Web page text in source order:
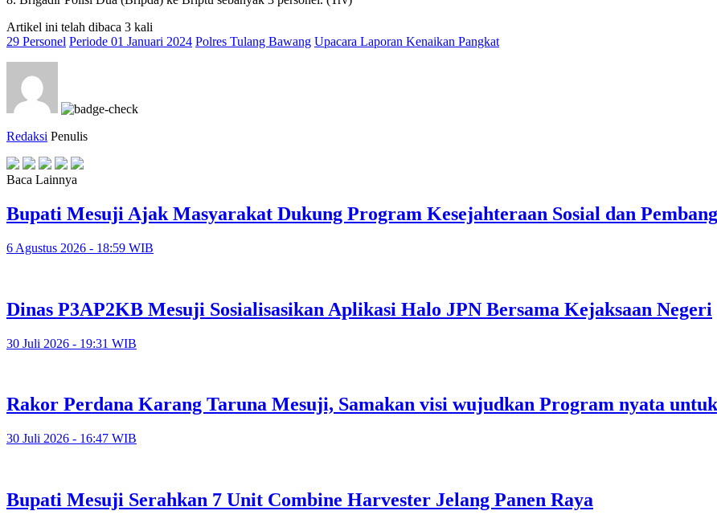
Artikel ini telah dibaca 3 kali
29 Personel Periode 01 Januari 2024 Polres Tulang Bawang Upacara Laporan Kenaikan Pangkat
Redaksi Penulis
Baca Lainnya
Bupati Mesuji Ajak Masyarakat Dukung Program Kesejahteraan Sosial dan
6 Agustus 2026 - 18:59 WIB
Dinas P3AP2KB Mesuji Sosialisasikan Aplikasi Halo JPN Bersama Kejaksaan Negeri
30 Juli 2026 - 19:31 WIB
Rakor Perdana Karang Taruna Mesuji, Samakan visi wujudkan Program nyata
30 Juli 2026 - 16:47 WIB
Bupati Mesuji Serahkan 7 Unit Combine Harvester Jelang Panen Raya